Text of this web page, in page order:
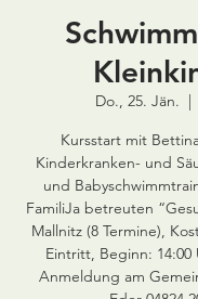
Do., 25. Jän.
  |
Kursstart mit
Kinderkranken- und
und
FamiliJa betreuten
Mallnitz (8 Termine),
Eintritt, Beginn: 14:00
Anmeldung am